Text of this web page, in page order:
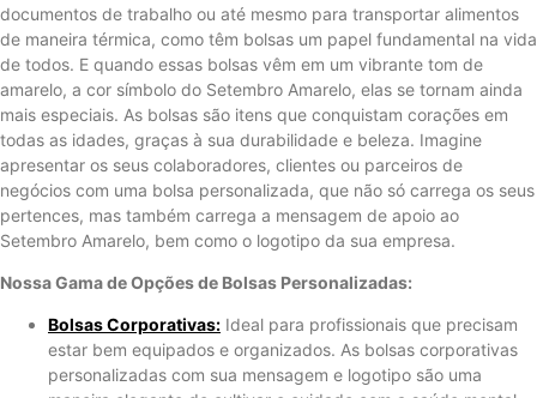
documentos de trabalho ou até mesmo para transportar alimentos
de maneira térmica, como têm bolsas um papel fundamental na vida
de todos. E quando essas bolsas vêm em um vibrante tom de
amarelo, a cor símbolo do Setembro Amarelo, elas se tornam ainda
mais especiais. As bolsas são itens que conquistam corações em
todas as idades, graças à sua durabilidade e beleza. Imagine
apresentar os seus colaboradores, clientes ou parceiros de
negócios com uma bolsa personalizada, que não só carrega os seus
pertences, mas também carrega a mensagem de apoio ao
Setembro Amarelo, bem como o logotipo da sua empresa.
Nossa Gama de Opções de Bolsas Personalizadas:
Bolsas Corporativas: Ideal para profissionais que precisam
estar bem equipados e organizados. As bolsas corporativas
personalizadas com sua mensagem e logotipo são uma